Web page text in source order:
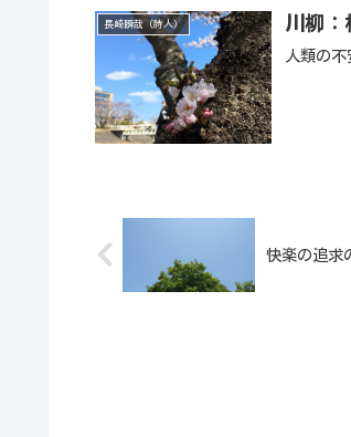
長崎瞬哉（詩人） 川柳：
人類の
快楽の追求